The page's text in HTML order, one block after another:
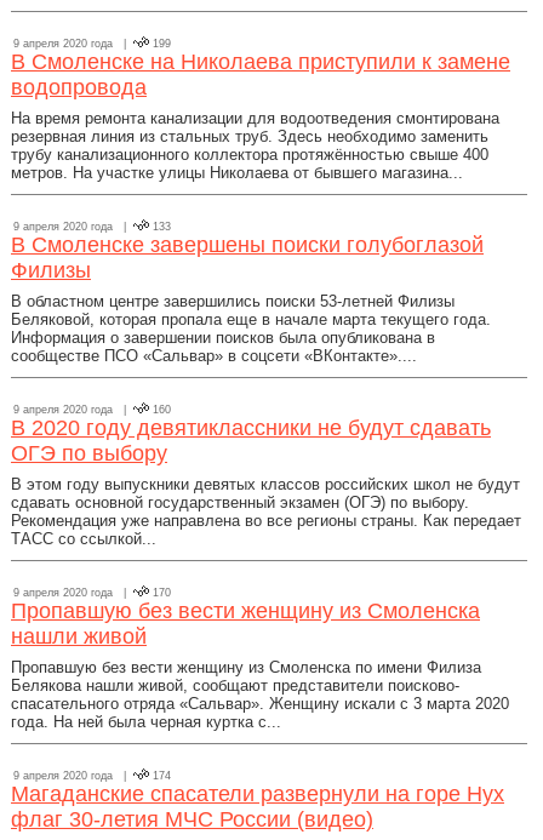
9 апреля 2020 года | 199
В Смоленске на Николаева приступили к замене
водопровода
На время ремонта канализации для водоотведения смонтирована
резервная линия из стальных труб. Здесь необходимо заменить
трубу канализационного коллектора протяжённостью свыше 400
метров. На участке улицы Николаева от бывшего магазина...
9 апреля 2020 года | 133
В Смоленске завершены поиски голубоглазой
Филизы
В областном центре завершились поиски 53-летней Филизы
Беляковой, которая пропала еще в начале марта текущего года.
Информация о завершении поисков была опубликована в
сообществе ПСО «Сальвар» в соцсети «ВКонтакте»....
9 апреля 2020 года | 160
В 2020 году девятиклассники не будут сдавать
ОГЭ по выбору
В этом году выпускники девятых классов российских школ не будут
сдавать основной государственный экзамен (ОГЭ) по выбору.
Рекомендация уже направлена во все регионы страны. Как передает
ТАСС со ссылкой...
9 апреля 2020 года | 170
Пропавшую без вести женщину из Смоленска
нашли живой
Пропавшую без вести женщину из Смоленска по имени Филиза
Белякова нашли живой, сообщают представители поисково-
спасательного отряда «Сальвар». Женщину искали с 3 марта 2020
года. На ней была черная куртка с...
9 апреля 2020 года | 174
Магаданские спасатели развернули на горе Нух
флаг 30-летия МЧС России (видео)